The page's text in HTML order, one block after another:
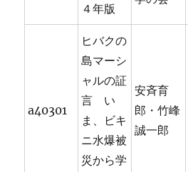
４年版
a40301
ヒバクの
島マーシ
ャルの証
言 い
ま、ビキ
ニ水爆被
災から学
安斉育
郎・竹峰
誠一郎